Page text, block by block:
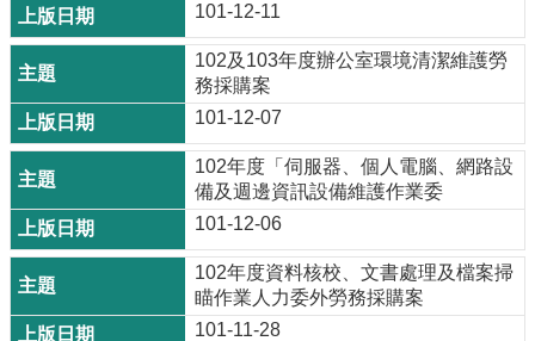
101-12-11
102及103年度辦公室環境清潔維護勞
務採購案
101-12-07
102年度「伺服器、個人電腦、網路設
備及週邊資訊設備維護作業委
101-12-06
102年度資料核校、文書處理及檔案掃
瞄作業人力委外勞務採購案
101-11-28